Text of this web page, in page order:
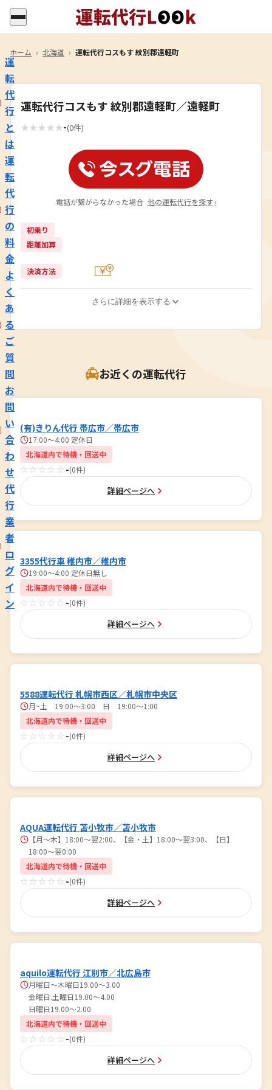
運
転
代
行
と
は
運
転
代
行
の
料
金
よ
く
あ
る
ご
質
問
お
問
い
合
わ
せ
代
行
業
者
ロ
グ
イ
ン
ホーム › 北海道 › 運転代行コスもす 紋別郡遠軽町
運転代行コスもす 紋別郡遠軽町／遠軽町
★★★★★-(0件)
電話が繋がらなかった場合 他の運転代行を探す ›
初乗り
距離加算
決済方法
さらに詳細を表示する
お近くの運転代行
(有)きりん代行 帯広市／帯広市
17:00～4:00 定休日
北海道内で待機・回送中
☆☆☆☆☆ -(0件)
詳細ページへ
3355代行車 稚内市／稚内市
19:00～4:00 定休日無し
北海道内で待機・回送中
☆☆☆☆☆ -(0件)
詳細ページへ
5588運転代行 札幌市西区／札幌市中央区
月~土 19:00～3:00 日 19:00～1:00
北海道内で待機・回送中
☆☆☆☆☆ -(0件)
詳細ページへ
AQUA運転代行 苫小牧市／苫小牧市
【月〜木】18:00〜翌2:00、【金・土】18:00〜翌3:00、【日】
18:00〜翌0:00
北海道内で待機・回送中
☆☆☆☆☆ -(0件)
詳細ページへ
aquilo運転代行 江別市／北広島市
月曜日～木曜日19.00～3.00
金曜日.土曜日19.00～4.00
日曜日19.00～2.00
北海道内で待機・回送中
☆☆☆☆☆ -(0件)
詳細ページへ